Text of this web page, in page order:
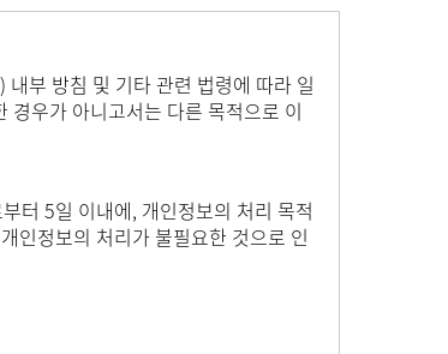
부 방침 및 기타 관련 법령에 따라 일
경우가 아니고서는 다른 목적으로 이
터 5일 이내에, 개인정보의 처리 목적
인정보의 처리가 불필요한 것으로 인